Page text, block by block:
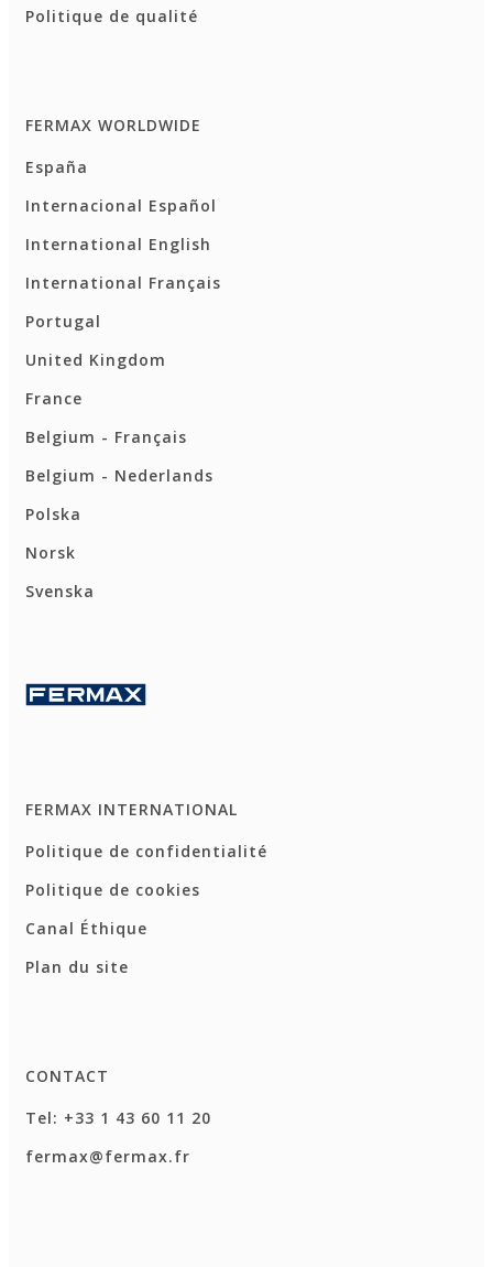
Politique de qualité
FERMAX WORLDWIDE
España
Internacional Español
International English
International Français
Portugal
United Kingdom
France
Belgium - Français
Belgium - Nederlands
Polska
Norsk
Svenska
FERMAX INTERNATIONAL
Politique de confidentialité
Politique de cookies
Canal Éthique
Plan du site
CONTACT
Tel: +33 1 43 60 11 20
fermax@fermax.fr